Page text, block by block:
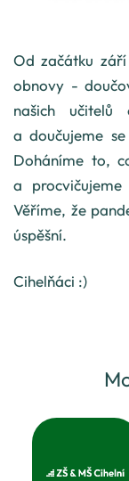
Od začátku
obnovy -
našich učitelů
a doučujeme
Doháníme to,
a
Věříme, že
úspěšní.
Cihelňáci :)